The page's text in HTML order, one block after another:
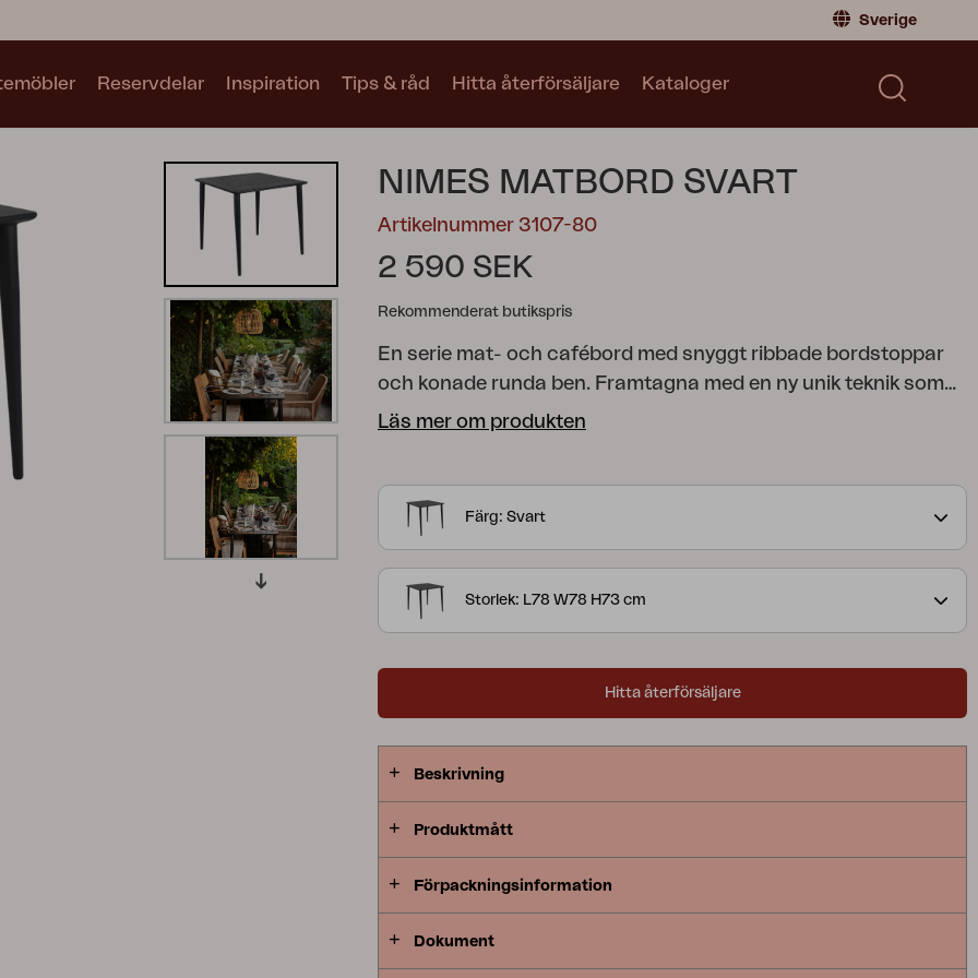
Sverige
Privatperson
Global
Kollektioner
Se alla kollektioner
Blixt Trolly
Grower Greens
Kataloger
Reservdelar Inspiration Tips & råd Hitta återförsäljare Kataloger
NIMES MATBORD SVART
Artikelnummer 3107-80
2 590 SEK
Rekommenderat butikspris
En serie mat- och cafébord med snyggt ribbade bordstoppar
och konade runda ben. Framtagna med en ny unik teknik som
ger ett dämpande ljud på bordsskivan.
Läs mer om produkten
Färg: Svart
Storlek: L78 W78 H73 cm
Hitta återförsäljare
Beskrivning
Produktmått
Förpackningsinformation
Dokument